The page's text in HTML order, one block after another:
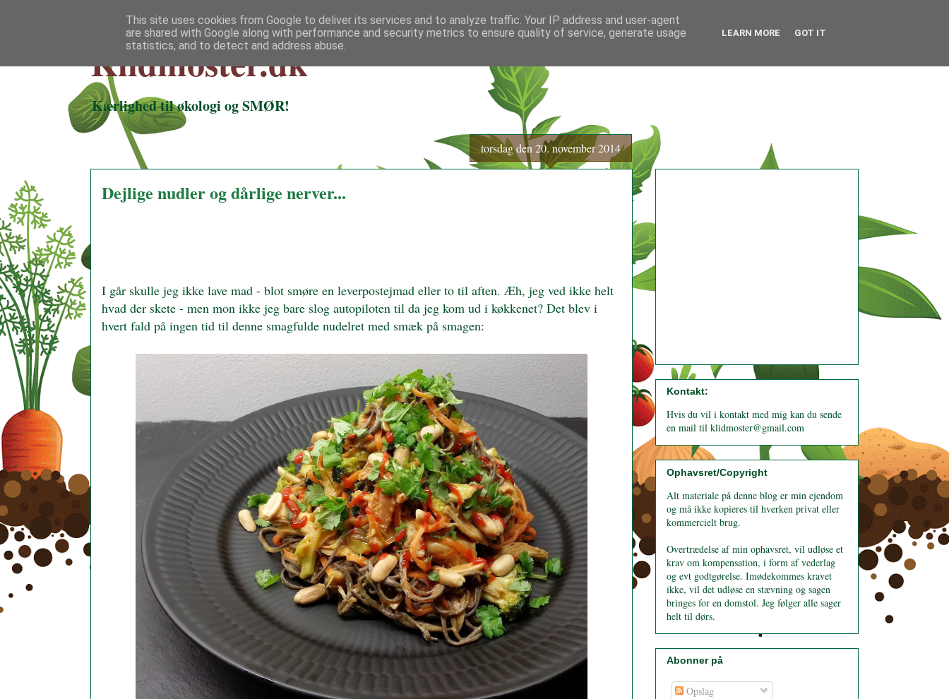
Klidmoster.dk
Kærlighed til økologi og SMØR!
torsdag den 20. november 2014
Dejlige nudler og dårlige nerver...
I går skulle jeg ikke lave mad - blot smøre en leverpostejmad eller to til aften. Æh, jeg ved ikke helt
hvad der skete - men mon ikke jeg bare slog autopiloten til da jeg kom ud i køkkenet? Det blev i
hvert fald på ingen tid til denne smagfulde nudelret med smæk på smagen:
Kontakt:
Hvis du vil i kontakt med mig kan du sende
en mail til klidmoster@gmail.com
Ophavsret/Copyright
Alt materiale på denne blog er min ejendom
og må ikke kopieres til hverken privat eller
kommercielt brug.
Overtrædelse af min ophavsret, vil udløse et
krav om kompensation, i form af vederlag
og evt godtgørelse. Imødekommes kravet
ikke, vil det udløse en stævning og sagen
bringes for en domstol. Jeg følger alle sager
helt til dørs.
Abonner på
Opslag
This site uses cookies from Google to deliver its services and to analyze traffic. Your IP address and user-agent
are shared with Google along with performance and security metrics to ensure quality of service, generate usage
statistics, and to detect and address abuse.
LEARN MORE GOT IT